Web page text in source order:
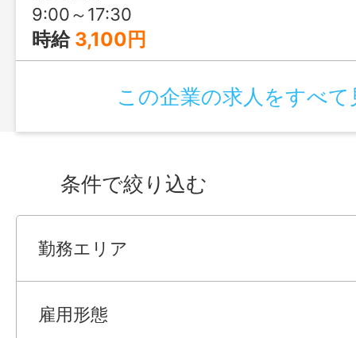
9:00～17:30
時給 3,100円
この企業の求人をすべて
条件で絞り込む
勤務エリア
雇用形態